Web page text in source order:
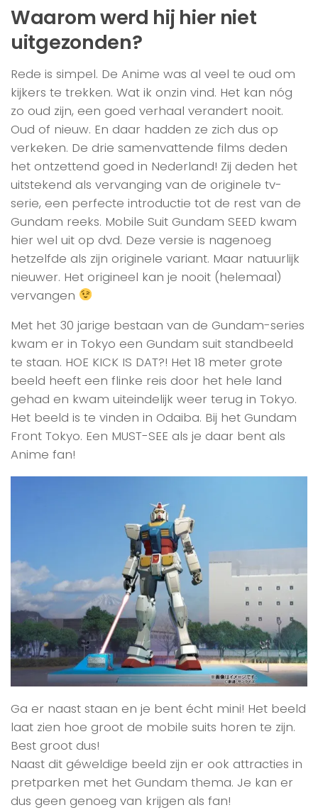
Waarom werd hij hier niet
uitgezonden?
Rede is simpel. De Anime was al veel te oud om
kijkers te trekken. Wat ik onzin vind. Het kan nóg
zo oud zijn, een goed verhaal verandert nooit.
Oud of nieuw. En daar hadden ze zich dus op
verkeken. De drie samenvattende films deden
het ontzettend goed in Nederland! Zij deden het
uitstekend als vervanging van de originele tv-
serie, een perfecte introductie tot de rest van de
Gundam reeks. Mobile Suit Gundam SEED kwam
hier wel uit op dvd. Deze versie is nagenoeg
hetzelfde als zijn originele variant. Maar natuurlijk
nieuwer. Het origineel kan je nooit (helemaal)
vervangen
Met het 30 jarige bestaan van de Gundam-series
kwam er in Tokyo een Gundam suit standbeeld
te staan. HOE KICK IS DAT?! Het 18 meter grote
beeld heeft een flinke reis door het hele land
gehad en kwam uiteindelijk weer terug in Tokyo.
Het beeld is te vinden in Odaiba. Bij het Gundam
Front Tokyo. Een MUST-SEE als je daar bent als
Anime fan!
Ga er naast staan en je bent écht mini! Het beeld
laat zien hoe groot de mobile suits horen te zijn.
Best groot dus!
Naast dit géweldige beeld zijn er ook attracties in
pretparken met het Gundam thema. Je kan er
dus geen genoeg van krijgen als fan!